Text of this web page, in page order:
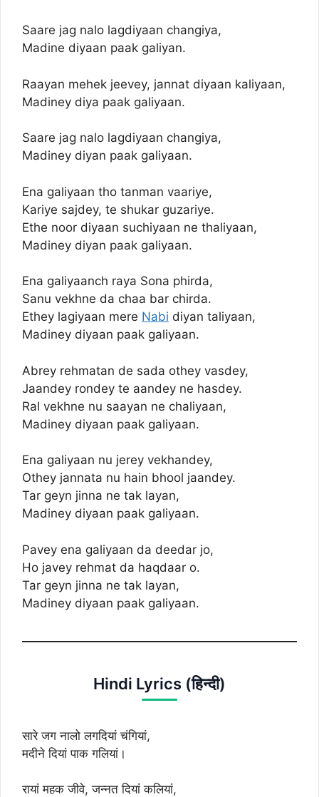
Saare jag nalo lagdiyaan changiya,
Madine diyaan paak galiyan.
Raayan mehek jeevey, jannat diyaan kaliyaan,
Madiney diya paak galiyaan.
Saare jag nalo lagdiyaan changiya,
Madiney diyan paak galiyaan.
Ena galiyaan tho tanman vaariye,
Kariye sajdey, te shukar guzariye.
Ethe noor diyaan suchiyaan ne thaliyaan,
Madiney diyan paak galiyaan.
Ena galiyaanch raya Sona phirda,
Sanu vekhne da chaa bar chirda.
Ethey lagiyaan mere Nabi diyan taliyaan,
Madiney diyaan paak galiyaan.
Abrey rehmatan de sada othey vasdey,
Jaandey rondey te aandey ne hasdey.
Ral vekhne nu saayan ne chaliyaan,
Madiney diyaan paak galiyaan.
Ena galiyaan nu jerey vekhandey,
Othey jannata nu hain bhool jaandey.
Tar geyn jinna ne tak layan,
Madiney diyaan paak galiyaan.
Pavey ena galiyaan da deedar jo,
Ho javey rehmat da haqdaar o.
Tar geyn jinna ne tak layan,
Madiney diyaan paak galiyaan.
Hindi Lyrics (हिन्दी)
सारे जग नालो लगदियां चंगियां,
मदीने दियां पाक गलियां।
रायां महक जीवे, जन्नत दियां कलियां,